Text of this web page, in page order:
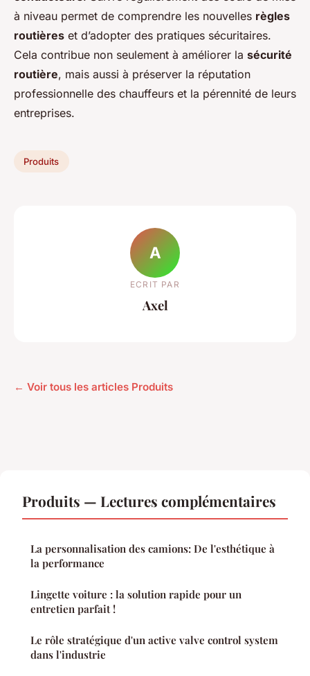
à niveau permet de comprendre les nouvelles règles
routières et d’adopter des pratiques sécuritaires.
Cela contribue non seulement à améliorer la sécurité
routière, mais aussi à préserver la réputation
professionnelle des chauffeurs et la pérennité de leurs
entreprises.
Produits
A
ECRIT PAR
Axel
← Voir tous les articles Produits
Produits — Lectures complémentaires
La personnalisation des camions: De l'esthétique à
la performance
Lingette voiture : la solution rapide pour un
entretien parfait !
Le rôle stratégique d'un active valve control system
dans l'industrie